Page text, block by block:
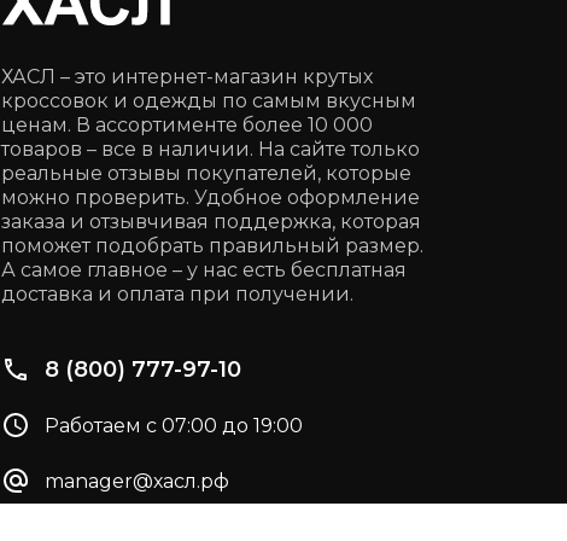
ХАСЛ – это интернет-магазин крутых
кроссовок и одежды по самым вкусным
ценам. В ассортименте более 10 000
товаров – все в наличии. На сайте только
реальные отзывы покупателей, которые
можно проверить. Удобное оформление
заказа и отзывчивая поддержка, которая
поможет подобрать правильный размер.
А самое главное – у нас есть бесплатная
доставка и оплата при получении.
8 (800) 777-97-10
Работаем с 07:00 до 19:00
manager@хасл.рф